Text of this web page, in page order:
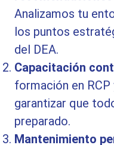
Analizamos tu
los puntos
del DEA.
Capacitación
formación en RCP
garantizar que
preparado.
Mantenimiento